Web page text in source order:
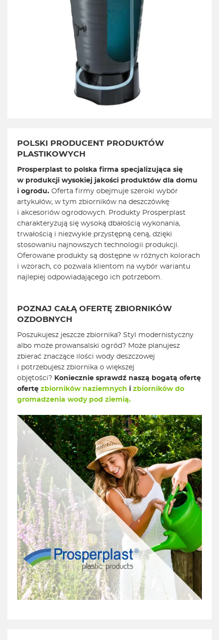
POLSKI PRODUCENT PRODUKTÓW
PLASTIKOWYCH
Prosperplast to polska firma specjalizująca się
w produkcji wysokiej jakości produktów dla domu
i ogrodu. Oferta firmy obejmuje szeroki wybór
artykułów, w tym zbiorników na deszczówkę
i akcesoriów ogrodowych. Produkty Prosperplast
charakteryzują się wysoką dbałością wykonania,
trwałością i niezwykle przystępną ceną, dzięki
stosowaniu najnowszych technologii produkcji.
Oferowane produkty są dostępne w różnych kolorach
i wzorach, co pozwala klientom na wybór wariantu
najlepiej odpowiadającego ich potrzebom.
POZNAJ CAŁĄ OFERTĘ ZBIORNIKÓW
OZDOBNYCH
Poszukujesz jeszcze zbiornika? Styl modernistyczny
albo może prowansalski ogród? Może planujesz
zbierać znaczące ilości wody deszczowej
i potrzebujesz zbiornika o większej
objętości? Koniecznie sprawdź naszą bogatą ofertę
ofertę zbiorników naziemnych i zbiorników do
gromadzenia wody pod ziemią.